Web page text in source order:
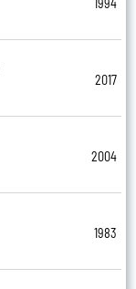
2017
2004
1983